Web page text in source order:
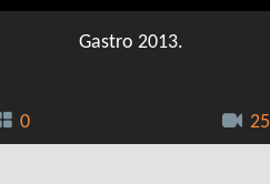
Gastro 2013.
0 25